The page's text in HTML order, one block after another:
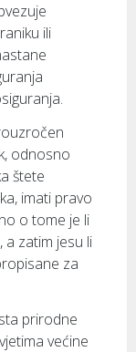
ili
odnosno
štete
imati pravo
o tome je li
a zatim jesu li
za
prirodne
većine